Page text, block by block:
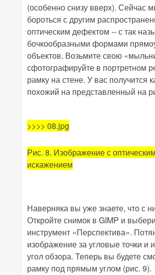
(особенно снизу вверх). Сейчас
бороться с другим
оптическим дефектом -- с так
бочкообразными формами
объектов. Возьмите свою
сфотографируйте в портретном
рамку на стене. У вас получится
похожий на представленный на
>>>> 08.jpg
Рис. 8. Изображение с оптическим
искажением
Наверняка вы уже знаете, что с
Откройте снимок в GIMP и
инструмент «Перспектива».
изображение за угловые точки и
угол обзора. Теперь вы будете
рамку под прямым углом (рис. 9).